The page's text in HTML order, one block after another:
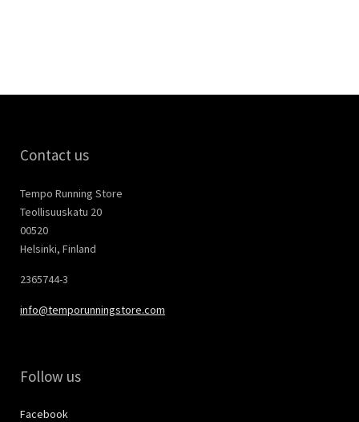
Contact us
Tempo Running Store
Teollisuuskatu 20
00520
Helsinki, Finland
2365744-3
info@temporunningstore.com
Follow us
Facebook